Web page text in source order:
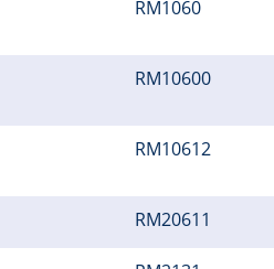
RM1060
RM10600
RM10612
RM20611